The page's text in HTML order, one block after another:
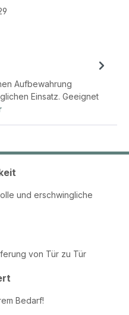
Aufbewahrung
Einsatz. Geeignet
und erschwingliche
von Tür zu Tür
Bedarf!